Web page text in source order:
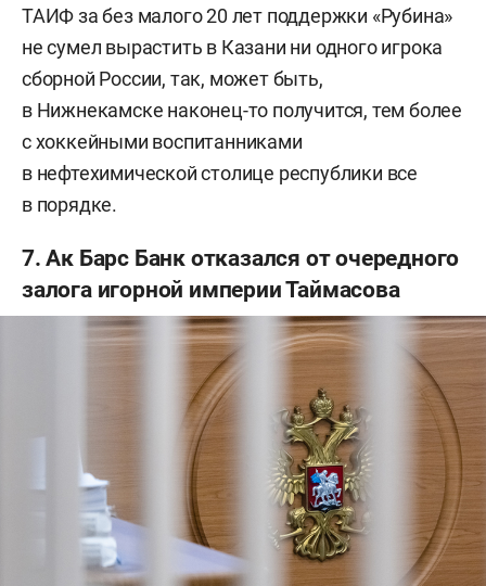
ТАИФ за без малого 20 лет поддержки «Рубина»
не сумел вырастить в Казани ни одного игрока
сборной России, так, может быть,
в Нижнекамске наконец-то получится, тем более
с хоккейными воспитанниками
в нефтехимической столице республики все
в порядке.
7. Ак Барс Банк отказался от очередного
залога игорной империи Таймасова